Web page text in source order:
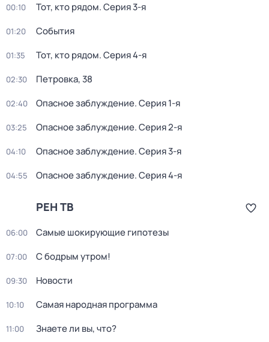
00:10 Тот, кто рядом. Серия 3-я
01:20 События
01:35 Тот, кто рядом. Серия 4-я
02:30 Петровка, 38
02:40 Опасное заблуждение. Серия 1-я
03:25 Опасное заблуждение. Серия 2-я
04:10 Опасное заблуждение. Серия 3-я
04:55 Опасное заблуждение. Серия 4-я
РЕН ТВ
06:00 Самые шoкиpующие гипотезы
07:00 С бодрым утром!
09:30 Новости
10:10 Самая народная программа
11:00 Знаете ли вы, что?